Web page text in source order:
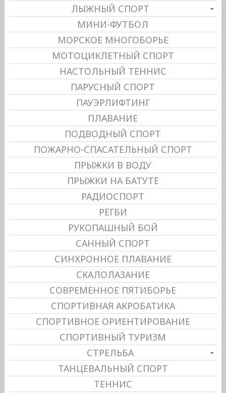
ЛЫЖНЫЙ СПОРТ
МИНИ-ФУТБОЛ
МОРСКОЕ МНОГОБОРЬЕ
МОТОЦИКЛЕТНЫЙ СПОРТ
НАСТОЛЬНЫЙ ТЕННИС
ПАРУСНЫЙ СПОРТ
ПАУЭРЛИФТИНГ
ПЛАВАНИЕ
ПОДВОДНЫЙ СПОРТ
ПОЖАРНО-СПАСАТЕЛЬНЫЙ СПОРТ
ПРЫЖКИ В ВОДУ
ПРЫЖКИ НА БАТУТЕ
РАДИОСПОРТ
РЕГБИ
РУКОПАШНЫЙ БОЙ
САННЫЙ СПОРТ
СИНХРОННОЕ ПЛАВАНИЕ
СКАЛОЛАЗАНИЕ
СОВРЕМЕННОЕ ПЯТИБОРЬЕ
СПОРТИВНАЯ АКРОБАТИКА
СПОРТИВНОЕ ОРИЕНТИРОВАНИЕ
СПОРТИВНЫЙ ТУРИЗМ
СТРЕЛЬБА
ТАНЦЕВАЛЬНЫЙ СПОРТ
ТЕННИС